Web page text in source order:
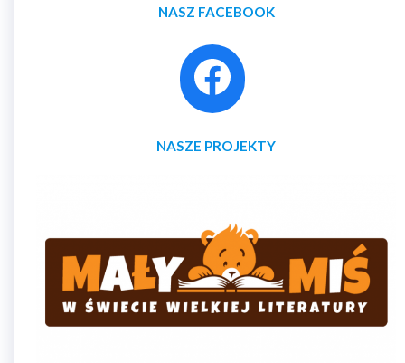
NASZ FACEBOOK
NASZE PROJEKTY